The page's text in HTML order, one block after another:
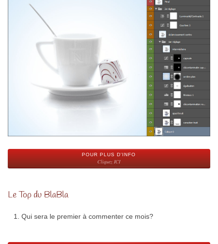
POUR PLUS D'INFO
Cliquez ICI
Le Top du BlaBla
Qui sera le premier à commenter ce mois?